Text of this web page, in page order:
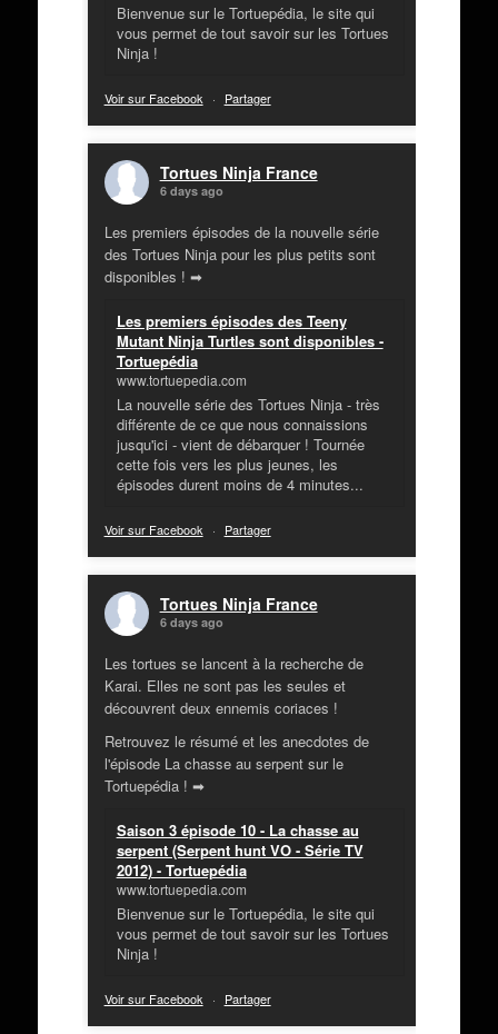
Bienvenue sur le Tortuepédia, le site qui
vous permet de tout savoir sur les Tortues
Ninja !
Voir sur Facebook · Partager
Tortues Ninja France
6 days ago
Les premiers épisodes de la nouvelle série
des Tortues Ninja pour les plus petits sont
disponibles ! ➡
Les premiers épisodes des Teeny
Mutant Ninja Turtles sont disponibles -
Tortuepédia
www.tortuepedia.com
La nouvelle série des Tortues Ninja - très
différente de ce que nous connaissions
jusqu'ici - vient de débarquer ! Tournée
cette fois vers les plus jeunes, les
épisodes durent moins de 4 minutes...
Voir sur Facebook · Partager
Tortues Ninja France
6 days ago
Les tortues se lancent à la recherche de
Karai. Elles ne sont pas les seules et
découvrent deux ennemis coriaces !
Retrouvez le résumé et les anecdotes de
l'épisode La chasse au serpent sur le
Tortuepédia ! ➡
Saison 3 épisode 10 - La chasse au
serpent (Serpent hunt VO - Série TV
2012) - Tortuepédia
www.tortuepedia.com
Bienvenue sur le Tortuepédia, le site qui
vous permet de tout savoir sur les Tortues
Ninja !
Voir sur Facebook · Partager